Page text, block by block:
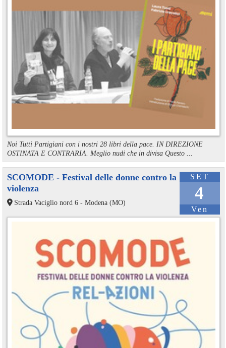
Noi Tutti Partigiani con i nostri 28 libri della pace. IN DIREZIONE
OSTINATA E CONTRARIA. Meglio nudi che in divisa Questo ...
SET
4
Ven
SCOMODE - Festival delle donne contro la
violenza
Strada Vaciglio nord 6 - Modena (MO)